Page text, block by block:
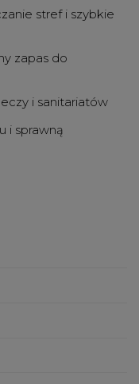
stref i szybkie
zapas do
i sanitariatów
i sprawną